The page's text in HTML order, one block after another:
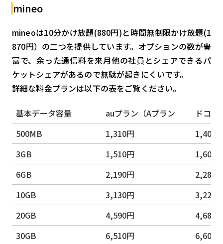
mineo
mineoは10分かけ放題(880円)と時間無制限かけ放題(1
870円）の二つを提供しています。オプションの数が豊
富で、余った通信料を来月他の社員とシェアできるパ
ケットシェアがあるので無駄が起きにくいです。
詳細な料金プランは以下の表をご覧ください。
基本データ容量 auプラン（Aプラン
ドコ
500MB
1,310円
1,400
3GB
1,510円
1,600
6GB
2,190円
2,280
10GB
3,130円
3,220
20GB
4,590円
4,680
30GB
6,510円 6,600